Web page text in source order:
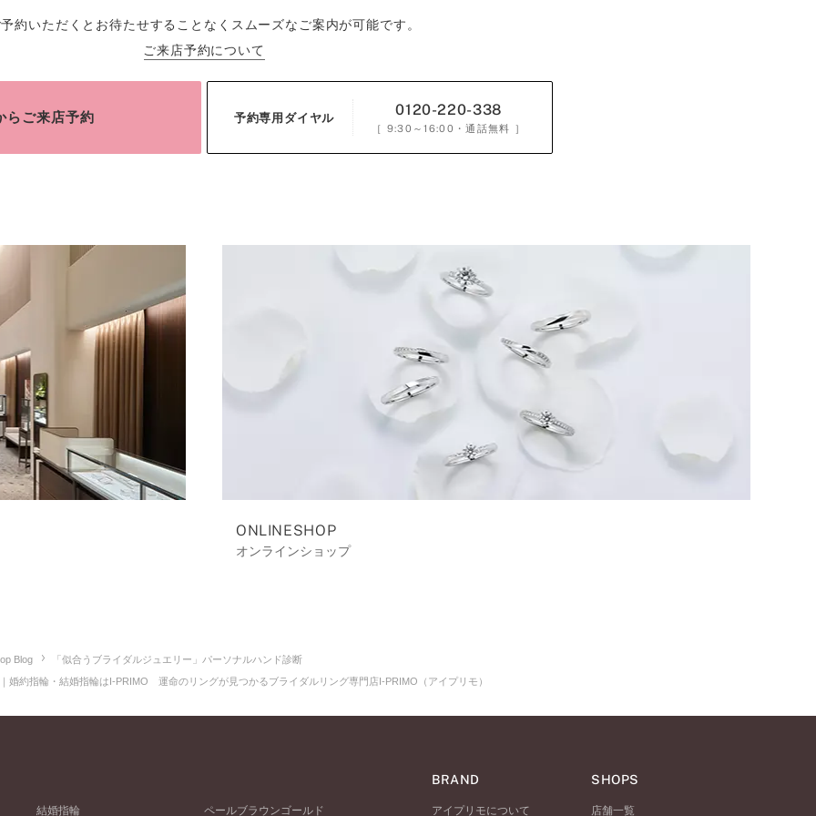
約いただくとお待たせすることなくスムーズなご案内が可能です。
ご来店予約について
らご来店予約 予約専用ダイヤル 0120-220-338
［ 9:30～16:00 ・通話無料 ］
ONLINESHOP
オンラインショップ
Blog
「似合うブライダルジュエリー」パーソナルハンド診断
約指輪・結婚指輪はI-PRIMO 運命のリングが見つかるブライダルリング専門店I-PRIMO（アイプリモ）
結婚指輪 ペールブラウンゴールド
BRAND
アイプリモについて
SHOPS
店舗一覧